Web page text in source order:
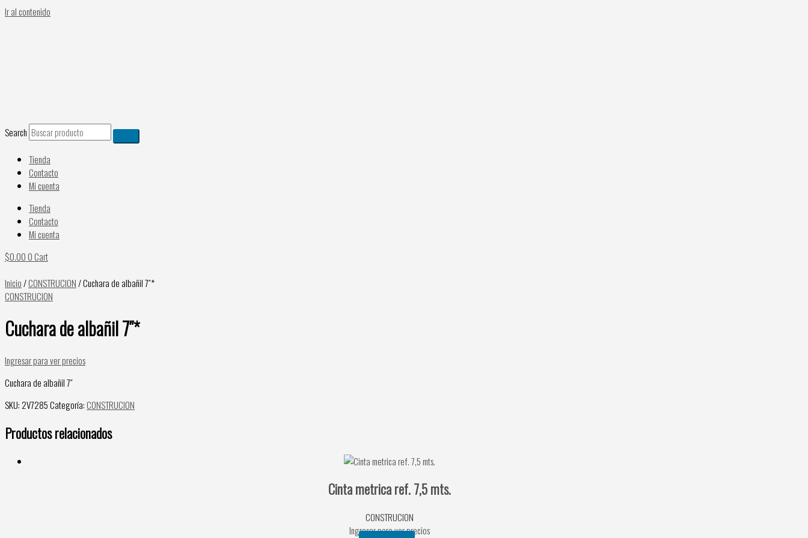
Ir al contenido
Search
Tienda
Contacto
Mi cuenta
Tienda
Contacto
Mi cuenta
$0.000Cart
Inicio/CONSTRUCION/ Cuchara de albañil 7″*
CONSTRUCION
Cuchara de albañil 7″*
Ingresar para ver precios
Cuchara de albañil 7″
SKU: 2V7285Categoría:CONSTRUCION
Productos relacionados
Cinta metrica ref. 7,5 mts.
CONSTRUCION
Ingresar para ver precios